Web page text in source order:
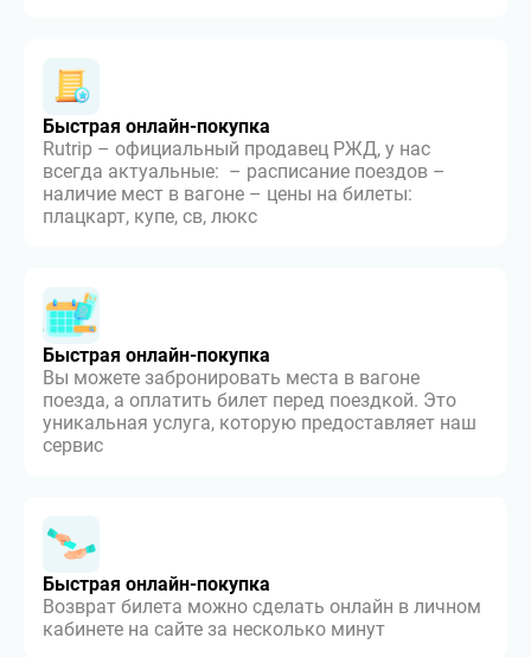
Быстрая онлайн-покупка
Rutrip – официальный продавец РЖД, у нас
всегда актуальные: – расписание поездов –
наличие мест в вагоне – цены на билеты:
плацкарт, купе, св, люкс
Быстрая онлайн-покупка
Вы можете забронировать места в вагоне
поезда, а оплатить билет перед поездкой. Это
уникальная услуга, которую предоставляет наш
сервис
Быстрая онлайн-покупка
Возврат билета можно сделать онлайн в личном
кабинете на сайте за несколько минут